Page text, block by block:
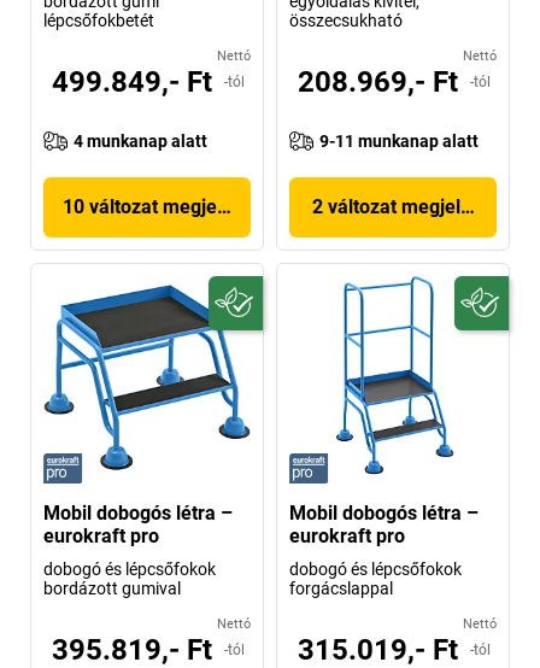
lépcsőfokbetét
Nettó
499.849,- Ft -tól
4 munkanap alatt
10 változat megjelenítése
összecsukható
Nettó
208.969,- Ft -tól
9-11 munkanap alatt
2 változat megjelenítése
Mobil dobogós létra –
eurokraft pro
dobogó és lépcsőfokok
bordázott gumival
Nettó
395.819,- Ft -tól
Mobil dobogós létra –
eurokraft pro
dobogó és lépcsőfokok
forgácslappal
Nettó
315.019,- Ft -tól